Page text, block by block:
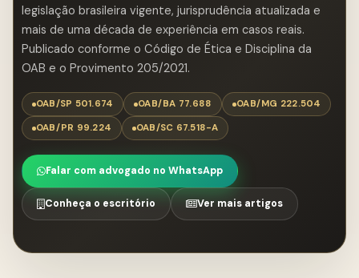
legislação brasileira vigente, jurisprudência atualizada e
mais de uma década de experiência em casos reais.
Publicado conforme o Código de Ética e Disciplina da
OAB e o Provimento 205/2021.
OAB/SP 501.674 OAB/BA 77.688
OAB/MG 222.504
OAB/PR 99.224
OAB/SC 67.518-A
Falar com advogado no WhatsApp
Conheça o escritório Ver mais artigos